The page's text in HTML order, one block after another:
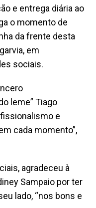
e entrega diária ao
o momento de
da frente desta
em
sociais.
leme” Tiago
e
cada momento”,
agradeceu à
Sampaio por ter
lado, “nos bons e